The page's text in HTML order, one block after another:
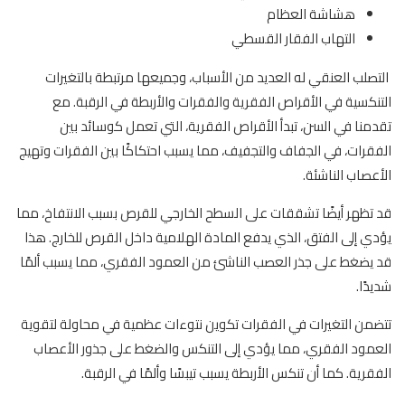
هشاشة العظام
التهاب الفقار القسطي
التصلب العنقي له العديد من الأسباب، وجميعها مرتبطة بالتغيرات
التنكسية في الأقراص الفقرية والفقرات والأربطة في الرقبة. مع
تقدمنا في السن، تبدأ الأقراص الفقرية، التي تعمل كوسائد بين
الفقرات، في الجفاف والتجفيف، مما يسبب احتكاكًا بين الفقرات وتهيج
الأعصاب الناشئة.
قد تظهر أيضًا تشققات على السطح الخارجي للقرص بسبب الانتفاخ، مما
يؤدي إلى الفتق، الذي يدفع المادة الهلامية داخل القرص للخارج. هذا
قد يضغط على جذر العصب الناشئ من العمود الفقري، مما يسبب ألمًا
شديدًا.
تتضمن التغيرات في الفقرات تكوين نتوءات عظمية في محاولة لتقوية
العمود الفقري، مما يؤدي إلى التنكس والضغط على جذور الأعصاب
الفقرية. كما أن تنكس الأربطة يسبب تيبسًا وألمًا في الرقبة.